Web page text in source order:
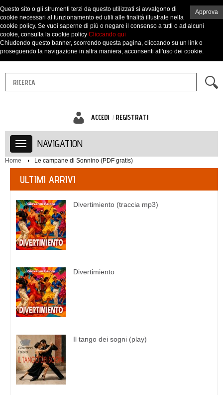
ACCEDI REGISTRATI
NAVIGATION
Home Le campane di Sonnino (PDF gratis)
ULTIMI ARRIVI
Divertimiento (traccia mp3)
Divertimiento
Il tango dei sogni (play)
Approva
Questo sito o gli strumenti terzi da questo utilizzati si avvalgono di
cookie necessari al funzionamento ed utili alle finalità illustrate nella
cookie policy. Se vuoi saperne di più o negare il consenso a tutti o ad alcuni
cookie, consulta la cookie policy Cliccando qui
Chiudendo questo banner, scorrendo questa pagina, cliccando su un link o
proseguendo la navigazione in altra maniera, acconsenti all'uso dei cookie.